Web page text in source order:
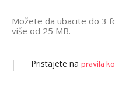
Možete da ubacite do 3
više od 25 MB.
Pristajete na pravila